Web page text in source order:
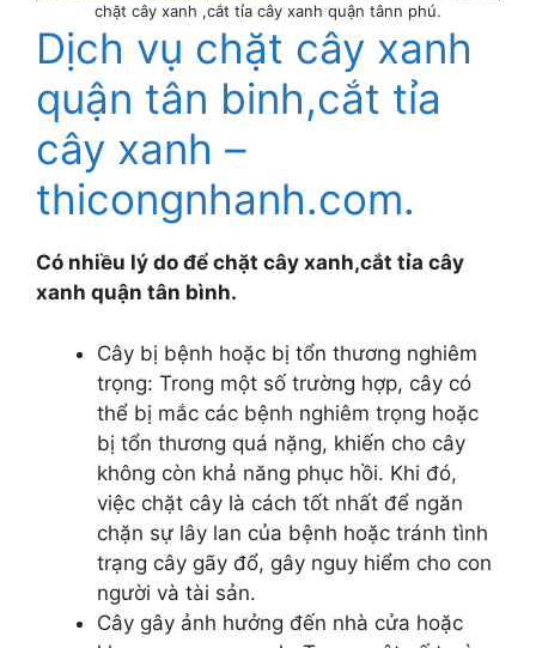
chặt cây xanh ,cắt tỉa cây xanh quận tânn phú.
Dịch vụ chặt cây xanh
quận tân binh,cắt tỉa
cây xanh –
thicongnhanh.com.
Có nhiều lý do để chặt cây xanh,cắt tỉa cây
xanh quận tân bình.
Cây bị bệnh hoặc bị tổn thương nghiêm
trọng: Trong một số trường hợp, cây có
thể bị mắc các bệnh nghiêm trọng hoặc
bị tổn thương quá nặng, khiến cho cây
không còn khả năng phục hồi. Khi đó,
việc chặt cây là cách tốt nhất để ngăn
chặn sự lây lan của bệnh hoặc tránh tình
trạng cây gãy đổ, gây nguy hiểm cho con
người và tài sản.
Cây gây ảnh hưởng đến nhà cửa hoặc